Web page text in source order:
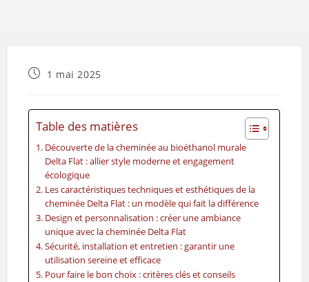
1 mai 2025
Table des matières
Découverte de la cheminée au bioéthanol murale
Delta Flat : allier style moderne et engagement
écologique
Les caractéristiques techniques et esthétiques de la
cheminée Delta Flat : un modèle qui fait la différence
Design et personnalisation : créer une ambiance
unique avec la cheminée Delta Flat
Sécurité, installation et entretien : garantir une
utilisation sereine et efficace
Pour faire le bon choix : critères clés et conseils